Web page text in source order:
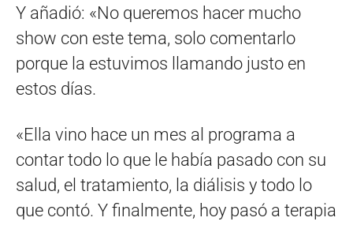
Y añadió: «No queremos hacer mucho
show con este tema, solo comentarlo
porque la estuvimos llamando justo en
estos días.
«Ella vino hace un mes al programa a
contar todo lo que le había pasado con su
salud, el tratamiento, la diálisis y todo lo
que contó. Y finalmente, hoy pasó a terapia